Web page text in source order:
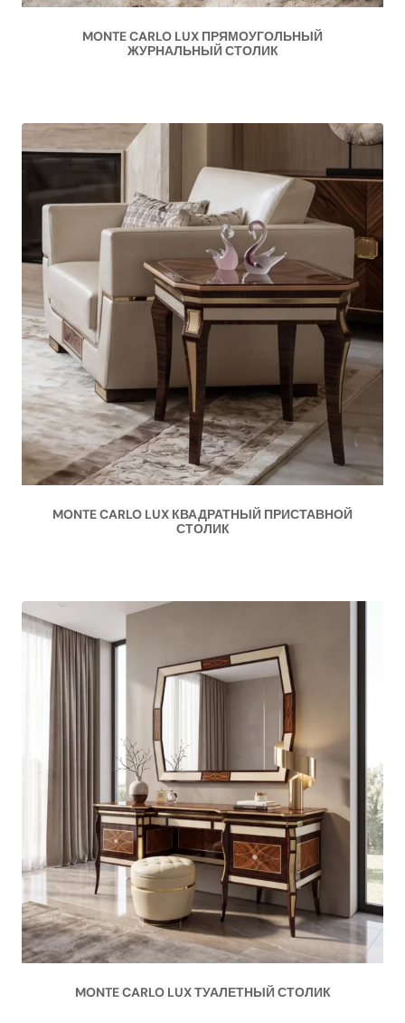
MONTE CARLO LUX ПРЯМОУГОЛЬНЫЙ
ЖУРНАЛЬНЫЙ СТОЛИК
MONTE CARLO LUX КВАДРАТНЫЙ ПРИСТАВНОЙ
СТОЛИК
MONTE CARLO LUX ТУАЛЕТНЫЙ СТОЛИК